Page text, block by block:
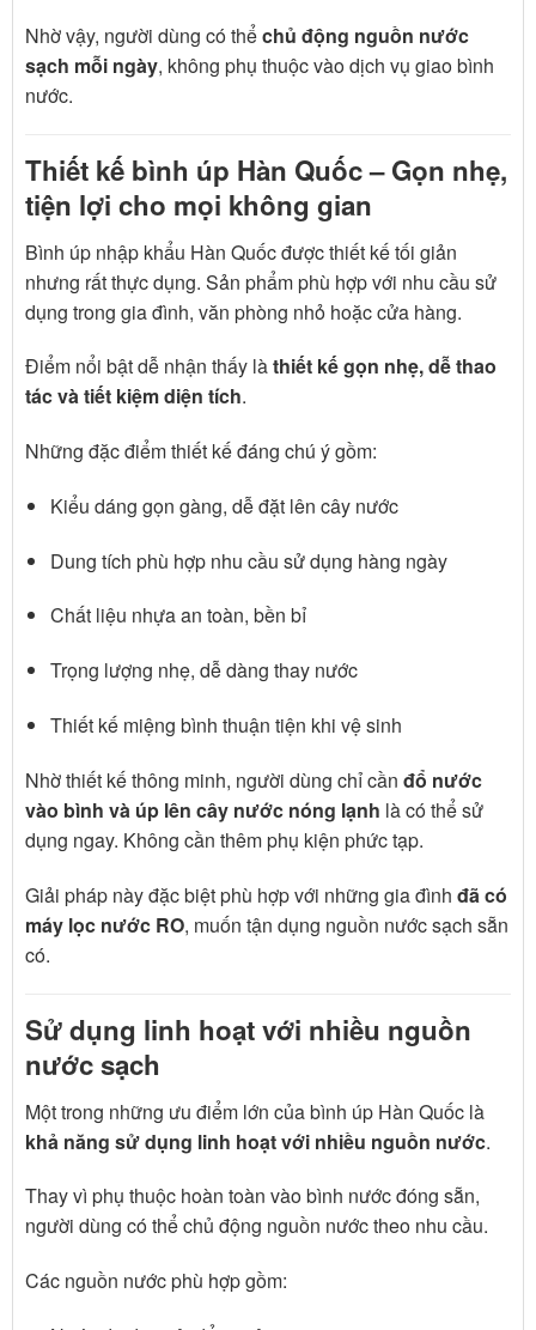
Nhờ vậy, người dùng có thểchủ động nguồn nước
sạch mỗi ngày, không phụ thuộc vào dịch vụ giao bình
nước.
Thiết kế bình úp Hàn Quốc – Gọn nhẹ,
tiện lợi cho mọi không gian
Bình úp nhập khẩu Hàn Quốc được thiết kế tối giản
nhưng rất thực dụng. Sản phẩm phù hợp với nhu cầu sử
dụng trong gia đình, văn phòng nhỏ hoặc cửa hàng.
Điểm nổi bật dễ nhận thấy làthiết kế gọn nhẹ, dễ thao
tác và tiết kiệm diện tích.
Những đặc điểm thiết kế đáng chú ý gồm:
Kiểu dáng gọn gàng, dễ đặt lên cây nước
Dung tích phù hợp nhu cầu sử dụng hàng ngày
Chất liệu nhựa an toàn, bền bỉ
Trọng lượng nhẹ, dễ dàng thay nước
Thiết kế miệng bình thuận tiện khi vệ sinh
Nhờ thiết kế thông minh, người dùng chỉ cần đổ nước
vào bình và úp lên cây nước nóng lạnh là có thể sử
dụng ngay. Không cần thêm phụ kiện phức tạp.
Giải pháp này đặc biệt phù hợp với những gia đình đã có
máy lọc nước RO, muốn tận dụng nguồn nước sạch sẵn
có.
Sử dụng linh hoạt với nhiều nguồn
nước sạch
Một trong những ưu điểm lớn của bình úp Hàn Quốc là
khả năng sử dụng linh hoạt với nhiều nguồn nước.
Thay vì phụ thuộc hoàn toàn vào bình nước đóng sẵn,
người dùng có thể chủ động nguồn nước theo nhu cầu.
Các nguồn nước phù hợp gồm: